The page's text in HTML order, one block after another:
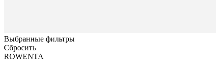
Выбранные фильтры
Сбросить
ROWENTA